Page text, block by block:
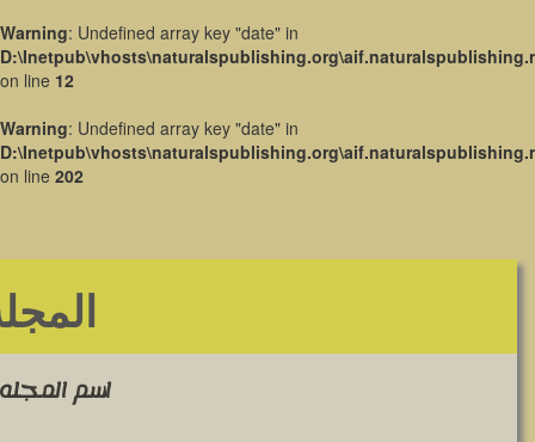
Warning: Undefined array key "date" in
on line 12
Warning: Undefined array key "date" in
on line 202
اسم المجله